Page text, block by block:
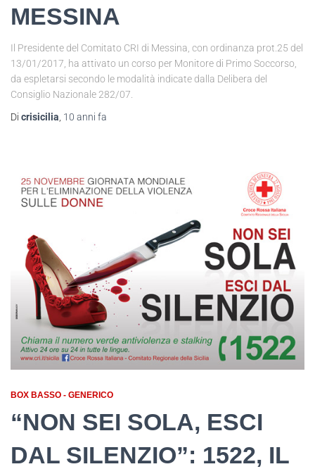
MESSINA
Il Presidente del Comitato CRI di Messina, con ordinanza prot.25 del
13/01/2017, ha attivato un corso per Monitore di Primo Soccorso,
da espletarsi secondo le modalità indicate dalla Delibera del
Consiglio Nazionale 282/07.
Di crisicilia, 10 anni fa
BOX BASSO - GENERICO
“NON SEI SOLA, ESCI
DAL SILENZIO”: 1522, IL